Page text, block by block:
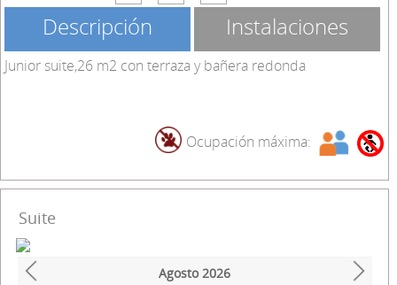
Descripción Instalaciones
Junior suite,26 m2 con terraza y bañera redonda
Ocupación máxima:
Suite
Agosto 2026